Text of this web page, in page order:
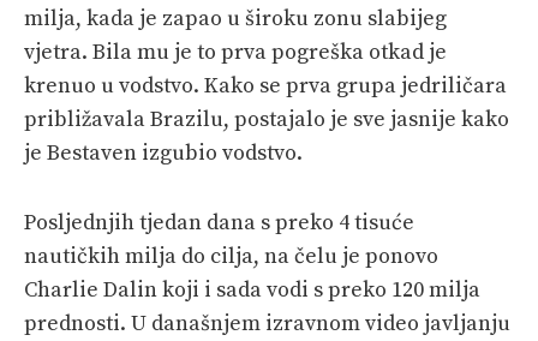
milja, kada je zapao u široku zonu slabijeg
vjetra. Bila mu je to prva pogreška otkad je
krenuo u vodstvo. Kako se prva grupa jedriličara
približavala Brazilu, postajalo je sve jasnije kako
je Bestaven izgubio vodstvo.
Posljednjih tjedan dana s preko 4 tisuće
nautičkih milja do cilja, na čelu je ponovo
Charlie Dalin koji i sada vodi s preko 120 milja
prednosti. U današnjem izravnom video javljanju